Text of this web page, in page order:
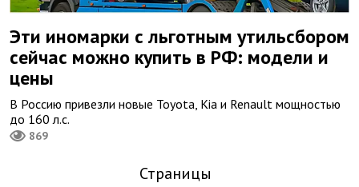
Эти иномарки с льготным утильсбором
сейчас можно купить в РФ: модели и
цены
В Россию привезли новые Toyota, Kia и Renault мощностью
до 160 л.с.
869
Страницы